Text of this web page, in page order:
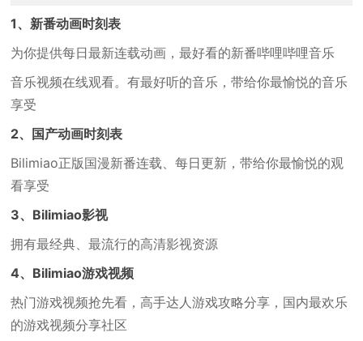
1、新番动画时刻表
为你提供每日最新连载动画，最好看的新番哔哩哔哩音乐
音乐视频在线观看。有最好听的音乐，带给你最愉悦的音乐
享受
2、国产动画时刻表
Bilimiao正版国漫新番连载、每日更新，带给你最愉悦的观
看享受
3、Bilimiao影视
拥有最经典、最流行的高清影视资源
4、Bilimiao游戏视频
热门游戏视频抢先看，高手达人游戏攻略分享，国内最欢乐
的游戏视频分享社区